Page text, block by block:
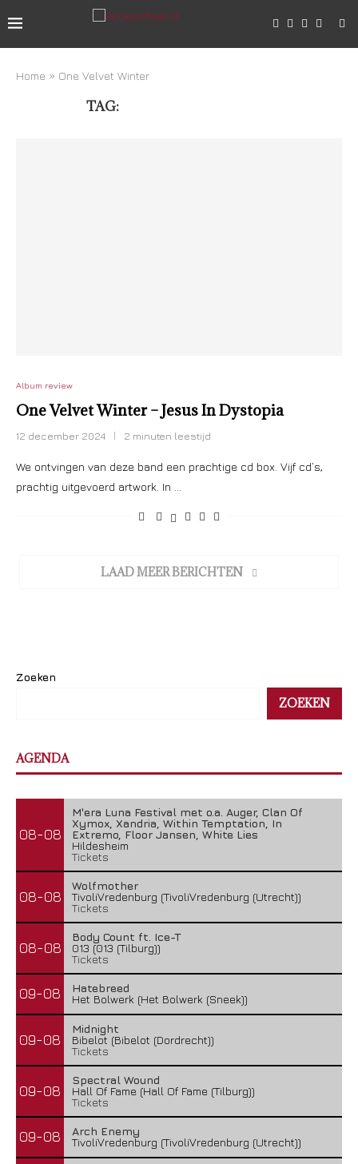
Home » One Velvet Winter
TAG:
Album review
One Velvet Winter – Jesus In Dystopia
12 december 2024 2 minuten leestijd
We ontvingen van deze band een prachtige cd box. Vijf cd’s,
prachtig uitgevoerd artwork. In …
LAAD MEER BERICHTEN
Zoeken
ZOEKEN
AGENDA
08-08
M'era Luna Festival met o.a. Auger, Clan Of
Xymox, Xandria, Within Temptation, In
Extremo, Floor Jansen, White Lies
Hildesheim
Tickets
08-08
Wolfmother
TivoliVredenburg (TivoliVredenburg (Utrecht))
Tickets
08-08
Body Count ft. Ice-T
013 (013 (Tilburg))
Tickets
09-08
Hatebreed
Het Bolwerk (Het Bolwerk (Sneek))
09-08
Midnight
Bibelot (Bibelot (Dordrecht))
Tickets
09-08
Spectral Wound
Hall Of Fame (Hall Of Fame (Tilburg))
Tickets
09-08
Arch Enemy
TivoliVredenburg (TivoliVredenburg (Utrecht))